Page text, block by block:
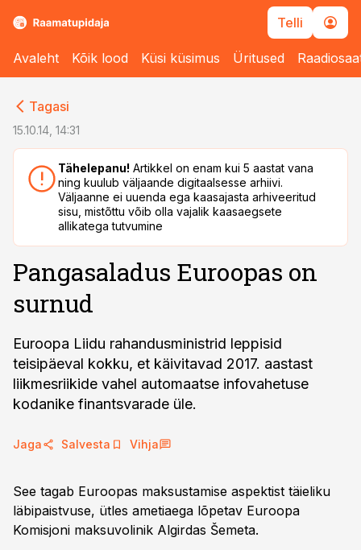
Telli
Avaleht Kõik lood Küsi küsimus Üritused
Tagasi
15.10.14, 14:31
Tähelepanu! Artikkel on enam kui 5 aastat vana
ning kuulub väljaande digitaalsesse arhiivi.
Väljaanne ei uuenda ega kaasajasta arhiveeritud
sisu, mistõttu võib olla vajalik kaasaegsete
allikatega tutvumine
Pangasaladus Euroopas on
surnud
Euroopa Liidu rahandusministrid leppisid
teisipäeval kokku, et käivitavad 2017. aastast
liikmesriikide vahel automaatse infovahetuse
kodanike finantsvarade üle.
Jaga Salvesta Vihja
See tagab Euroopas maksustamise aspektist täieliku
läbipaistvuse, ütles ametiaega lõpetav Euroopa
Komisjoni maksuvolinik Algirdas Šemeta.